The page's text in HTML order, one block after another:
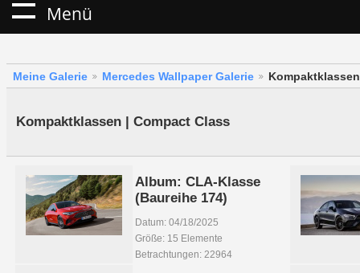
Menü
Meine Galerie Mercedes Wallpaper Galerie
Kompaktklassen | Compact Class
Album: CLA-Klasse
(Baureihe 174)
Datum: 04/18/2025
Größe: 15 Elemente
Betrachtungen: 22964